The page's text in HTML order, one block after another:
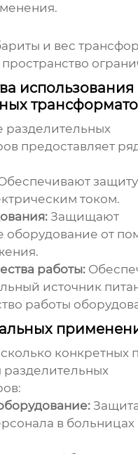
и вес
использования
разделительных
предоставляет
током.
Защищают
оборудование от
работы:
источник
работы
конкретных
разделительных
:
в больницах